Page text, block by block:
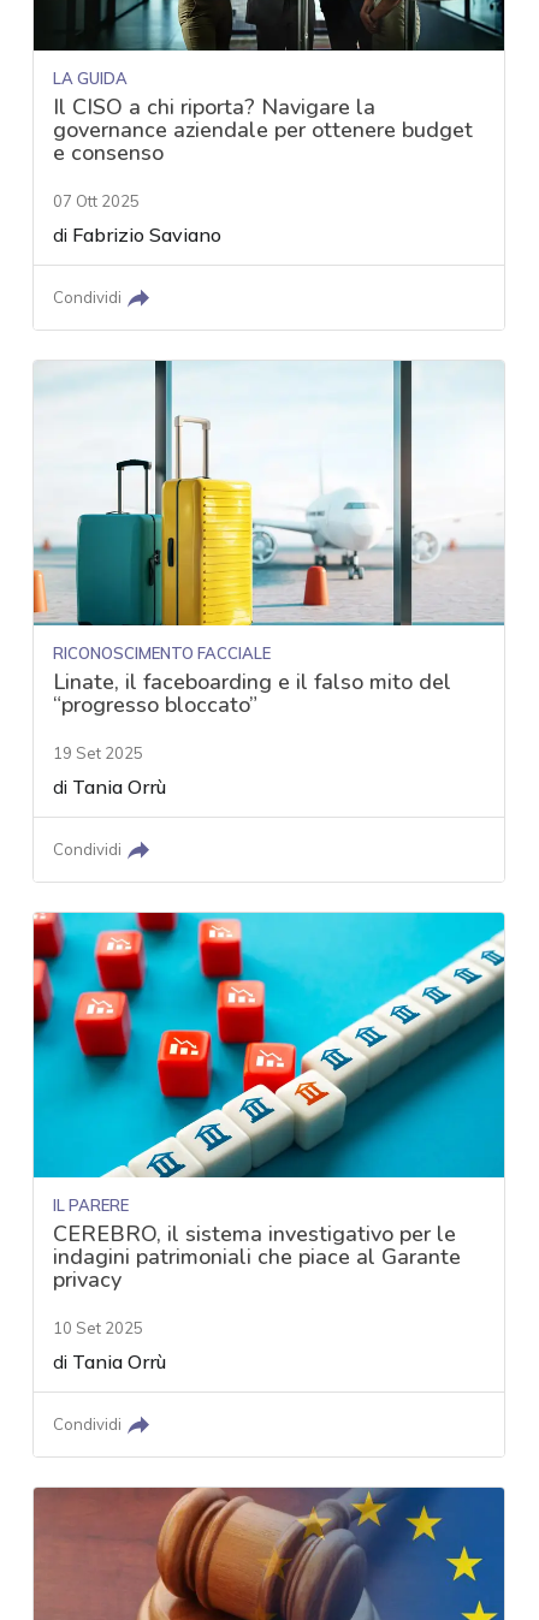
LA GUIDA
Il CISO a chi riporta? Navigare la
governance aziendale per ottenere budget
e consenso
07 Ott 2025
di Fabrizio Saviano
Condividi
RICONOSCIMENTO FACCIALE
Linate, il faceboarding e il falso mito del
“progresso bloccato”
19 Set 2025
di Tania Orrù
Condividi
IL PARERE
CEREBRO, il sistema investigativo per le
indagini patrimoniali che piace al Garante
privacy
10 Set 2025
di Tania Orrù
Condividi